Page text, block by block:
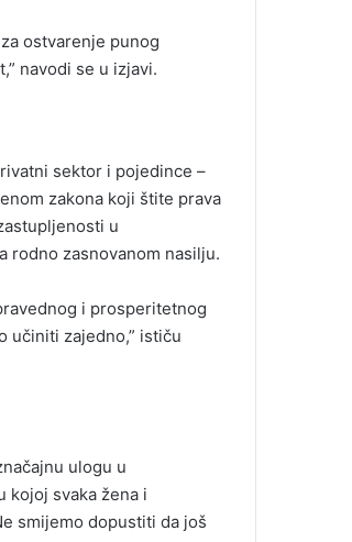
ostvarenje punog
navodi se u izjavi.
sektor i pojedince –
zakona koji štite prava
u
rodno zasnovanom nasilju.
i prosperitetnog
učiniti zajedno,” ističu
ulogu u
kojoj svaka žena i
smijemo dopustiti da još